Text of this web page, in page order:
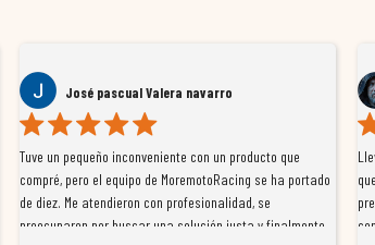
José pascual Valera navarro
Tuve un pequeño inconveniente con un producto que
compré, pero el equipo de MoremotoRacing se ha portado
de diez. Me atendieron con profesionalidad, se
preocuparon por buscar una solución justa y finalmente